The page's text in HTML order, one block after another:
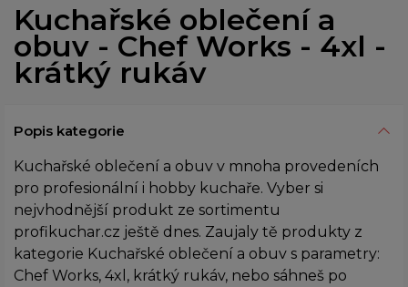
Kuchařské oblečení a
obuv - Chef Works - 4xl -
krátký rukáv
Popis kategorie
Kuchařské oblečení a obuv v mnoha provedeních
pro profesionální i hobby kuchaře. Vyber si
nejvhodnější produkt ze sortimentu
profikuchar.cz ještě dnes. Zaujaly tě produkty z
kategorie Kuchařské oblečení a obuv s parametry:
Chef Works, 4xl, krátký rukáv, nebo sáhneš po